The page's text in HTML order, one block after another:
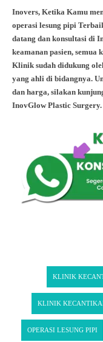
Inovers, Ketika Kamu
operasi lesung pipi
datang dan konsultasi di
keamanan pasien, semua
Klinik sudah didukung
yang ahli di bidangnya.
dan harga, silakan
InovGlow Plastic Surgery.
KLINIK
KLINIK
OPERASI LESUNG PIPI